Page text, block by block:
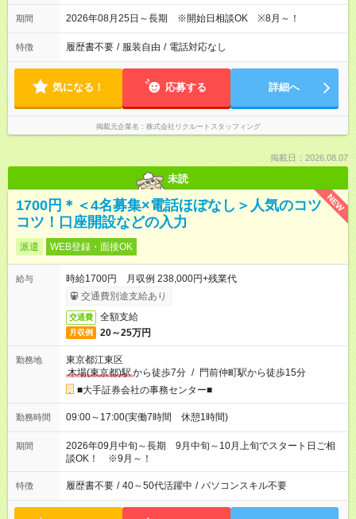
期間 2026年08月25日～長期 ※開始日相談OK ※8月～！
特徴 履歴書不要 / 服装自由 / 電話対応なし
気になる！ 応募する 詳細へ
掲載元企業名 株式会社リクルートスタッフィング
掲載日：2026.08.07
未読
NEW
1700円＊＜4名募集×電話ほぼなし＞人気のコツ
コツ！口座開設などの入力
派遣 WEB登録・面接OK
給与
時給1700円 月収例 238,000円+残業代
交通費別途支給あり
交通費 全額支給
月収例 20～25万円
勤務地
東京都江東区
木場(東京都)駅から徒歩7分 / 門前仲町駅から徒歩15分
■大手証券会社の事務センター■
勤務時間 09:00～17:00(実働7時間 休憩1時間)
期間
2026年09月中旬～長期 9月中旬～10月上旬でスタート日ご相
談OK！ ※9月～！
特徴 履歴書不要 / 40～50代活躍中 / パソコンスキル不要